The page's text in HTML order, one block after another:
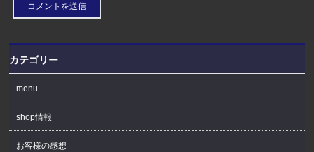
カテゴリー
menu
shop情報
お客様の感想